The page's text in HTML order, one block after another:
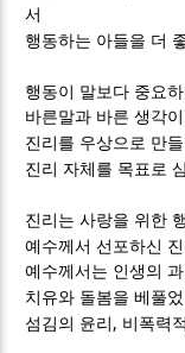
서
행동하는 아들을 더
행동이 말보다 중요
바른말과 바른 생각
진리를 우상으로 만
진리 자체를 목표로
진리는 사랑을 위한
예수께서 선포하신
예수께서는 인생의
치유와 돌봄을 베풀
섬김의 윤리 , 비폭력